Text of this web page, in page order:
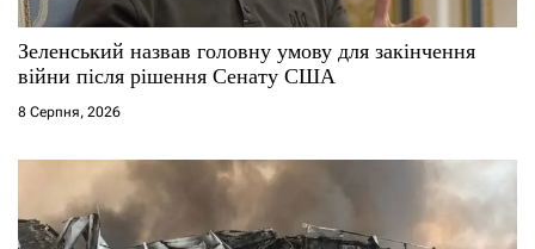
с
і
в
Зеленський назвав головну умову для закінчення
війни після рішення Сенату США
8 Серпня, 2026